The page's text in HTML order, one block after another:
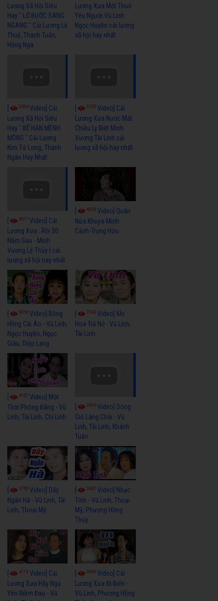
Lương Xã Hội Siêu
Hay " LỠ BƯỚC SANG
NGANG " Cải Lương Lệ
Thuỷ, Thanh Tuấn,
Hồng Nga
Lương Xưa Một Thuở
Yêu Người Vũ Linh
Ngọc Huyền cải lương
xã hội hay nhất
5456Video] Cải
Lương Xã Hội Siêu
Hay " BỂ HẬN MÊNH
MÔNG " Cải Lương
Kim Tử Long, Thanh
Ngân Hay Nhất
5730Video] Cải
Lương Xưa Nước Mắt
Chiều Ly Biệt Minh
Vương Tài Linh cải
lương xã hội hay nhất
6317 Video] Cải
Lương Xưa : Rồi 30
Năm Sau - Minh
Vương Lệ Thủy | cải
lương xã hội hay nhất
6035Video] Quán
Nửa Khuya-Minh
Cảnh-Trọng Hữu
9050 Video] Bông
Hồng Cài Áo - Vũ Linh,
Ngọc Huyền, Ngọc
Giàu, Diệp Lang
7343Video] Khi
Hoa Trà Nở - Vũ Linh,
Tài Linh
4107 Video] Một
Thời Phóng Đãng - Vũ
Linh, Tài Linh, Chí Linh
3656Video] Sóng
Gió Làng Chài - Vũ
Linh, Tài Linh, Khánh
Tuấn
3765 Video] Dãy
Ngân Hà - Vũ Linh, Tài
Linh, Thoại Mỹ
3437Video] Nhạc
Tình - Vũ Linh, Thoại
Mỹ, Phương Hồng
Thủy
4112 Video] Cải
Lương Xưa Hãy Ngủ
Yên Niềm Đau - Vũ
3962Video] Cải
Lương Xưa Đi Biển -
Vũ Linh, Phương Hồng